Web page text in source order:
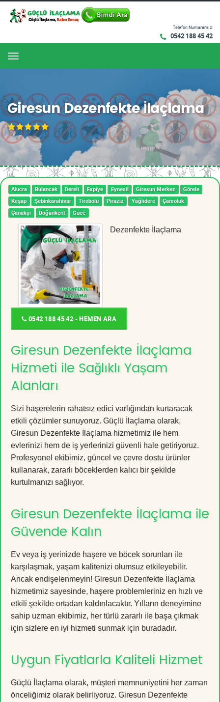
Telefon Numaramız:
0542 188 45 42
Menu
Giresun Dezenfekte İlaçlama
Alucra Bulancak Dereli Espiye Eynesil Giresun Merkez
Görele
Keşap
Şebinkarahisar Tirebolu Piraziz Yağlıdere
Çamoluk
Çanakçı
Doğankent Güce
Dezenfekte İlaçlama
0542 188 45 42 - HEMEN ARA
Giresun Dezenfekte İlaçlama
Hizmeti ile Sağlıklı Yaşam
Alanları
Sizi haşerelerin rahatsız edici varlığından kurtaracak
etkili çözümler sunuyoruz. Güçlü İlaçlama olarak,
Giresun Dezenfekte İlaçlama hizmetimiz ile hem
evlerinizi hem de iş yerlerinizi güvenli hale getiriyoruz.
Profesyonel ekibimiz, güncel ve çevre dostu ürünler
kullanarak, zararlı böceklerden kalıcı bir şekilde
kurtulmanızı sağlıyor.
Giresun Dezenfekte İlaçlama ile
Güvende Kalın
Ev veya iş yerinizde haşere ve böcek sorunları ile
karşılaşmak, yaşam kalitenizi olumsuz etkileyebilir.
Ancak endişelenmeyin! Giresun Dezenfekte İlaçlama
hizmetimiz sayesinde, haşere problemleriniz en hızlı ve
etkili şekilde ortadan kaldırılacaktır. Yılların deneyimine
sahip uzman ekibimiz, her türlü zararlı ile başa çıkmak
için sizlere en iyi hizmeti sunmak için buradadır.
Uygun Fiyatlarla Kaliteli Hizmet
Güçlü İlaçlama olarak, müşteri memnuniyetini her zaman
önceliğimiz olarak belirliyoruz. Giresun Dezenfekte